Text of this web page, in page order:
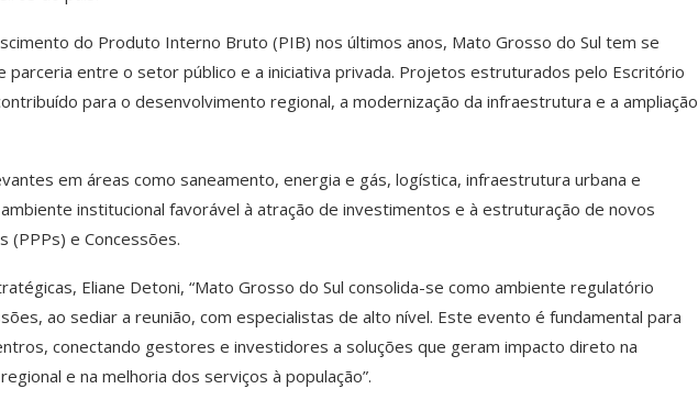
do Produto Interno Bruto (PIB) nos últimos anos, Mato Grosso do Sul tem se
parceria entre o setor público e a iniciativa privada. Projetos estruturados pelo Escritório
para o desenvolvimento regional, a modernização da infraestrutura e a ampliação
em áreas como saneamento, energia e gás, logística, infraestrutura urbana e
institucional favorável à atração de investimentos e à estruturação de novos
(PPPs) e Concessões.
Eliane Detoni, “Mato Grosso do Sul consolida-se como ambiente regulatório
ao sediar a reunião, com especialistas de alto nível. Este evento é fundamental para
conectando gestores e investidores a soluções que geram impacto direto na
e na melhoria dos serviços à população”.